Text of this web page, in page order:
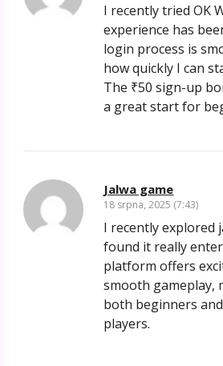
I recently tried OK
experience has
login process is
how quickly I can
The ₹50 sign-up
a great start for
Jalwa game
18 srpna, 2025 (7:43)
I recently explored
found it really
platform offers
smooth gameplay,
both beginners
players.